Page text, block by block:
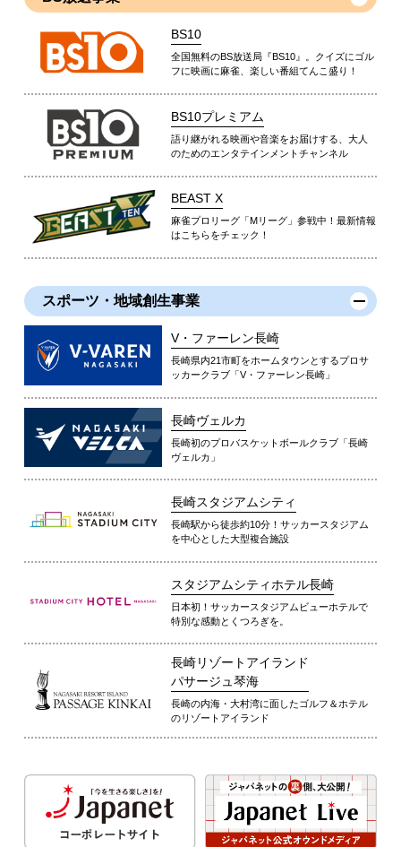
BS10
全国無料のBS放送局『BS10』。クイズにゴル
フに映画に麻雀、楽しい番組てんこ盛り！
BS10プレミアム
語り継がれる映画や音楽をお届けする、大人
のためのエンタテインメントチャンネル
BEAST X
麻雀プロリーグ「Mリーグ」参戦中！最新情報
はこちらをチェック！
スポーツ・地域創生事業
V・ファーレン長崎
長崎県内21市町をホームタウンとするプロサ
ッカークラブ「V・ファーレン長崎」
長崎ヴェルカ
長崎初のプロバスケットボールクラブ「長崎
ヴェルカ」
長崎スタジアムシティ
長崎駅から徒歩約10分！サッカースタジアム
を中心とした大型複合施設
スタジアムシティホテル長崎
日本初！サッカースタジアムビューホテルで
特別な感動とくつろぎを。
長崎リゾートアイランド
パサージュ琴海
長崎の内海・大村湾に面したゴルフ＆ホテル
のリゾートアイランド